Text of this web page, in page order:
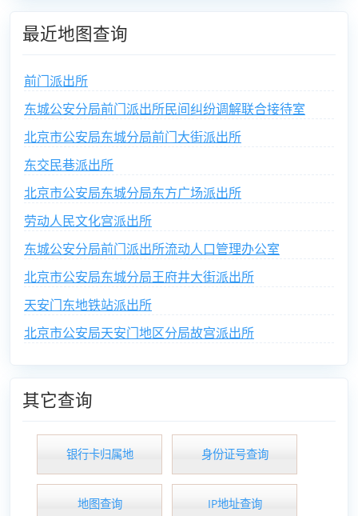
最近地图查询
前门派出所
东城公安分局前门派出所民间纠纷调解联合接待室
北京市公安局东城分局前门大街派出所
东交民巷派出所
北京市公安局东城分局东方广场派出所
劳动人民文化宫派出所
东城公安分局前门派出所流动人口管理办公室
北京市公安局东城分局王府井大街派出所
天安门东地铁站派出所
北京市公安局天安门地区分局故宫派出所
其它查询
银行卡归属地 身份证号查询
地图查询 IP地址查询